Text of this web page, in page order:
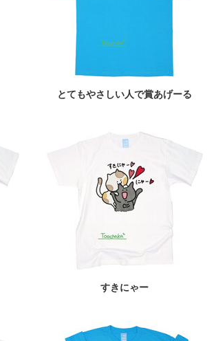
とてもやさしい人で賞あげーる
すきにゃー